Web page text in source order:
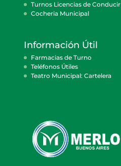
Turnos Licencias de Conducir
Cocheria Municipal
Información Útil
Farmacias de Turno
Teléfonos Útiles
Teatro Municipal: Cartelera